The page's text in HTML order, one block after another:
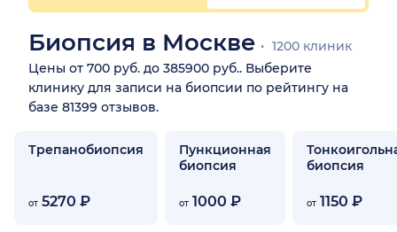
Биопсия в Москве
1200 клиник
Цены от 700 руб. до 385900 руб.. Выберите
клинику для записи на биопсии по рейтингу на
базе 81399 отзывов.
Трепанобиопсия
от 5270 ₽
Пункционная
биопсия
от 1000 ₽
биопсия
от 1150 ₽